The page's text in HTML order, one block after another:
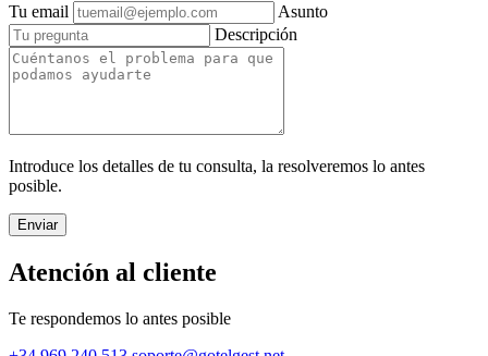
Tu email
Asunto
Descripción
Introduce los detalles de tu consulta, la resolveremos lo antes
posible.
Atención al cliente
Te respondemos lo antes posible